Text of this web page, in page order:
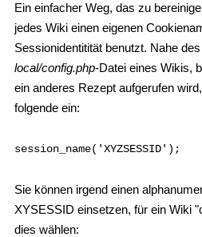
Ein einfacher Weg, das zu
jedes Wiki einen eigenen
Sessionidentitität benutzt. Nahe
local/config.php-Datei eines Wikis,
ein anderes Rezept aufgerufen
folgende ein:
session_name('XYZSESSID');
Sie können irgend einen
XYSESSID einsetzen, für ein Wiki
dies wählen: